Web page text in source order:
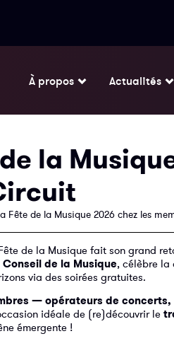
À propos Actualités
la
Fête de la Musique 2026 chez les
de la Musique fait son grand
Conseil de la Musique, célèbre la
via des soirées gratuites.
— opérateurs de
idéale de (re)découvrir le
émergente !